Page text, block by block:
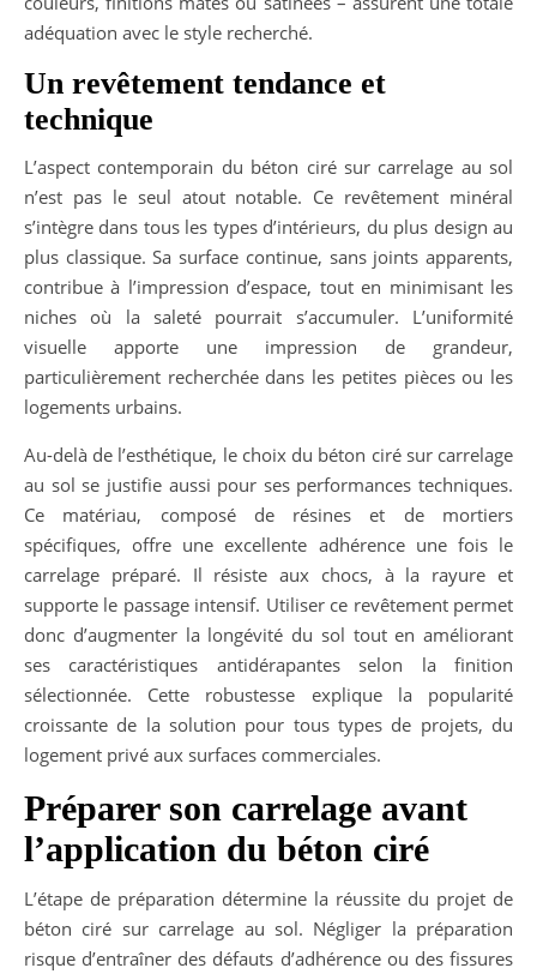
adéquation avec le style recherché.
Un revêtement tendance et
technique
L’aspect contemporain du béton ciré sur carrelage au sol
n’est pas le seul atout notable. Ce revêtement minéral
s’intègre dans tous les types d’intérieurs, du plus design au
plus classique. Sa surface continue, sans joints apparents,
contribue à l’impression d’espace, tout en minimisant les
niches où la saleté pourrait s’accumuler. L’uniformité
visuelle apporte une impression de grandeur,
particulièrement recherchée dans les petites pièces ou les
logements urbains.
Au-delà de l’esthétique, le choix du béton ciré sur carrelage
au sol se justifie aussi pour ses performances techniques.
Ce matériau, composé de résines et de mortiers
spécifiques, offre une excellente adhérence une fois le
carrelage préparé. Il résiste aux chocs, à la rayure et
supporte le passage intensif. Utiliser ce revêtement permet
donc d’augmenter la longévité du sol tout en améliorant
ses caractéristiques antidérapantes selon la finition
sélectionnée. Cette robustesse explique la popularité
croissante de la solution pour tous types de projets, du
logement privé aux surfaces commerciales.
Préparer son carrelage avant
l’application du béton ciré
L’étape de préparation détermine la réussite du projet de
béton ciré sur carrelage au sol. Négliger la préparation
risque d’entraîner des défauts d’adhérence ou des fissures